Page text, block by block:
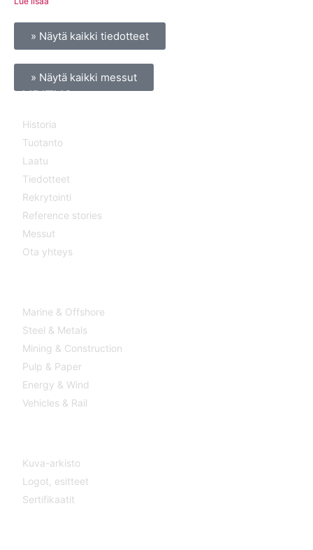
» Näytä kaikki tiedotteet
» Näytä kaikki messut
YRITYS
Historia
Tuotanto
Laatu
Tiedotteet
Rekrytointi
Reference stories
Messut
Ota yhteys
Marine & Offshore
Steel & Metals
Mining & Construction
Pulp & Paper
Energy & Wind
Vehicles & Rail
Kuva-arkisto
Logot, esitteet
Sertifikaatit